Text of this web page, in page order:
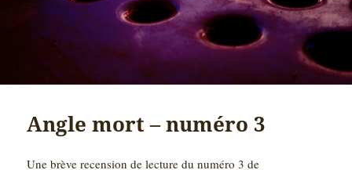
Angle mort – numéro 3
Une brève recension de lecture dunuméro 3 de